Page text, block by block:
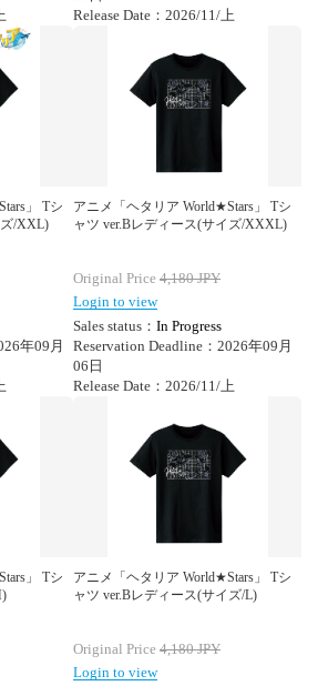
Release Date：2026/11/上
」 Tシ
/XXL)
年09月
アニメ「ヘタリア World★Stars」 Tシ
ャツ ver.Bレディース(サイズ/XXXL)
Original Price 4,180JPY
Login to view
Sales status： In Progress
Reservation Deadline：2026年09月
06日
Release Date：2026/11/上
」 Tシ
アニメ「ヘタリア World★Stars」 Tシ
ャツ ver.Bレディース(サイズ/L)
Original Price 4,180JPY
Login to view